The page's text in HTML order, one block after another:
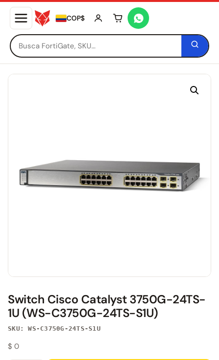
COP$ Tu carrito está vacío
Switch Cisco Catalyst 3750G-24TS-
1U (WS-C3750G-24TS-S1U)
SKU: WS-C3750G-24TS-S1U
$ 0